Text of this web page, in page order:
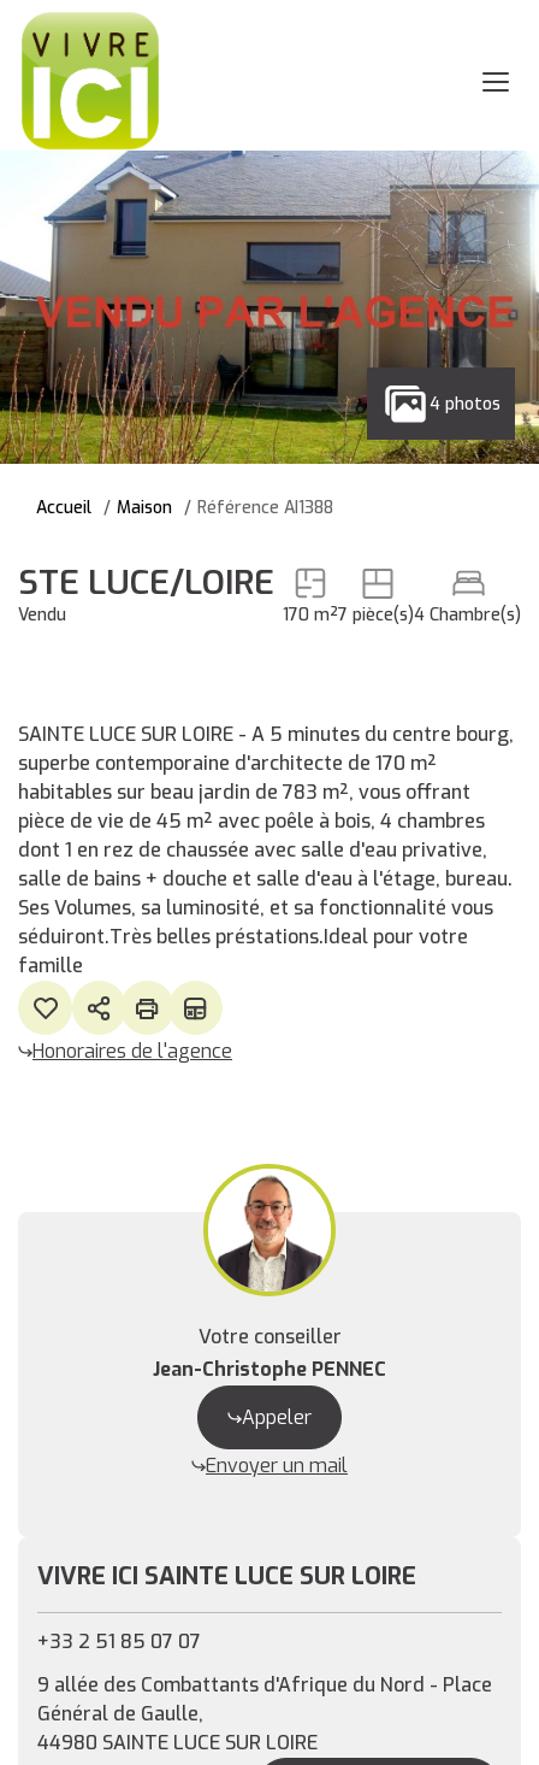
4 photos
Accueil Maison Référence AI1388
STE LUCE/LOIRE
Vendu 170 m²7 pièce(s)4 Chambre(s)
SAINTE LUCE SUR LOIRE - A 5 minutes du centre bourg,
superbe contemporaine d'architecte de 170 m²
habitables sur beau jardin de 783 m², vous offrant
pièce de vie de 45 m² avec poêle à bois, 4 chambres
dont 1 en rez de chaussée avec salle d'eau privative,
salle de bains + douche et salle d'eau à l'étage, bureau.
Ses Volumes, sa luminosité, et sa fonctionnalité vous
séduiront.Très belles préstations.Ideal pour votre
famille
Honoraires de l'agence
Votre conseiller
Jean-Christophe PENNEC
Appeler
Envoyer un mail
VIVRE ICI SAINTE LUCE SUR LOIRE
+33 2 51 85 07 07
9 allée des Combattants d'Afrique du Nord - Place
Général de Gaulle,
44980 SAINTE LUCE SUR LOIRE